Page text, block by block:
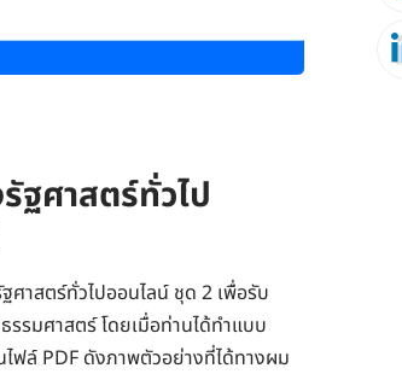
ฐศาสตร์ทั่วไป
าสตร์ทั่วไปออนไลน์ ชุด 2 เพื่อรับ
รมศาสตร์ โดยเมื่อท่านได้ทำแบบ
ฟล์ PDF ดังภาพตัวอย่างที่ได้ทางผม